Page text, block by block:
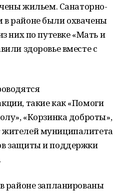
жильем. Санаторно-
районе были охвачены
них по путевке «Мать и
здоровье вместе с
такие как «Помоги
«Корзинка доброты»,
муниципалитета
защиты и поддержки
районе запланированы